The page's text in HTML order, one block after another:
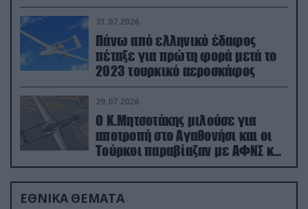
31.07.2026
Πάνω από ελληνικό έδαφος
πέταξε για πρώτη φορά μετά το
2023 τουρκικό αεροσκάφος
29.07.2026
Ο Κ.Μητσοτάκης μιλούσε για
αποτροπή στο Αγαθονήσι και οι
Τούρκοι παραβίαζαν με ΑΦΝΣ και
drone
ΕΘΝΙΚΑ ΘΕΜΑΤΑ